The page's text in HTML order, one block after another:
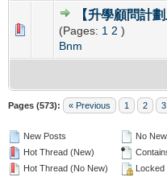
【升學顧問計
(Pages: 1 2 )
Bnm
0 Vote(s) - 0
Pages (573): « Previous 1 2 3
New Posts
Hot Thread (New)
Hot Thread (No New)
No
Locked